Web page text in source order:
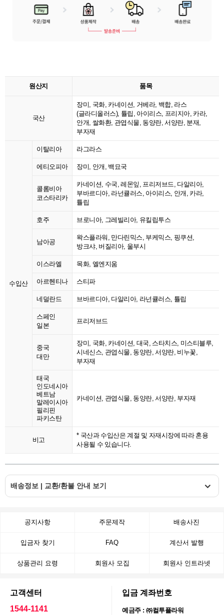
원산지 품목
국산
장미, 국화, 카네이션, 거베라, 백합, 라스
(글라디올러스), 튤립, 아이리스, 프리지아, 카라,
안개, 쌀화환, 관엽식물, 동양란, 서양란, 분재,
부자재
수입산
이탈리아 라그라스
에티오피아 장미, 안개, 백묘국
콜롬비아
코스타리카
카네이션, 수국, 레몬잎, 프리저브드, 다알리아,
부바르디아, 라넌큘러스, 아이리스, 안개, 카라,
튤립
호주 브로니아, 그레빌리아, 유킬립투스
남아공
왁스플라워, 만다린믹스, 부케믹스, 핑쿠션,
방크샤, 버질리아, 울부시
이스라엘 목화, 엘엔지움
아르헨티나 스티파
네덜란드 브바르디아, 다알리아, 라넌큘러스, 튤립
스페인
일본
프리저브드
중국
대만
장미, 국화, 카네이션, 대국, 스타치스, 미스티블루,
시네신스, 관엽식물, 동양란, 서양란, 비누꽃,
부자재
태국
인도네시아
베트남
말레이시아
필리핀
파키스탄
카네이션, 관엽식물, 동양란, 서양란, 부자재
비고
* 국산과 수입산은 계절 및 자재시장에 따라 혼용
사용될 수 있습니다.
배송정보 | 교환/환불 안내 보기
공지사항 주문제작 배송사진
입금자 찾기 FAQ 계산서 발행
상품관리 요령 회원사 모집 회원사 인트라넷
고객센터
1544-1141
입금 계좌번호
예금주 : ㈜컬투플라워